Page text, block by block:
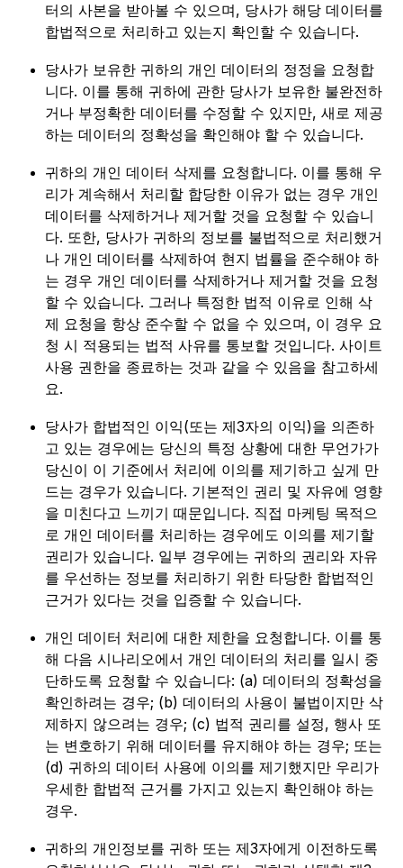
터의 사본을 받아볼 수 있으며, 당사가 해당 데이터를
합법적으로 처리하고 있는지 확인할 수 있습니다.
당사가 보유한 귀하의 개인 데이터의 정정을 요청합
니다. 이를 통해 귀하에 관한 당사가 보유한 불완전하
거나 부정확한 데이터를 수정할 수 있지만, 새로 제공
하는 데이터의 정확성을 확인해야 할 수 있습니다.
귀하의 개인 데이터 삭제를 요청합니다. 이를 통해 우
리가 계속해서 처리할 합당한 이유가 없는 경우 개인
데이터를 삭제하거나 제거할 것을 요청할 수 있습니
다. 또한, 당사가 귀하의 정보를 불법적으로 처리했거
나 개인 데이터를 삭제하여 현지 법률을 준수해야 하
는 경우 개인 데이터를 삭제하거나 제거할 것을 요청
할 수 있습니다. 그러나 특정한 법적 이유로 인해 삭
제 요청을 항상 준수할 수 없을 수 있으며, 이 경우 요
청 시 적용되는 법적 사유를 통보할 것입니다. 사이트
사용 권한을 종료하는 것과 같을 수 있음을 참고하세
요.
당사가 합법적인 이익(또는 제3자의 이익)을 의존하
고 있는 경우에는 당신의 특정 상황에 대한 무언가가
당신이 이 기준에서 처리에 이의를 제기하고 싶게 만
드는 경우가 있습니다. 기본적인 권리 및 자유에 영향
을 미친다고 느끼기 때문입니다. 직접 마케팅 목적으
로 개인 데이터를 처리하는 경우에도 이의를 제기할
권리가 있습니다. 일부 경우에는 귀하의 권리와 자유
를 우선하는 정보를 처리하기 위한 타당한 합법적인
근거가 있다는 것을 입증할 수 있습니다.
개인 데이터 처리에 대한 제한을 요청합니다. 이를 통
해 다음 시나리오에서 개인 데이터의 처리를 일시 중
단하도록 요청할 수 있습니다: (a) 데이터의 정확성을
확인하려는 경우; (b) 데이터의 사용이 불법이지만 삭
제하지 않으려는 경우; (c) 법적 권리를 설정, 행사 또
는 변호하기 위해 데이터를 유지해야 하는 경우; 또는
(d) 귀하의 데이터 사용에 이의를 제기했지만 우리가
우세한 합법적 근거를 가지고 있는지 확인해야 하는
경우.
귀하의 개인정보를 귀하 또는 제3자에게 이전하도록